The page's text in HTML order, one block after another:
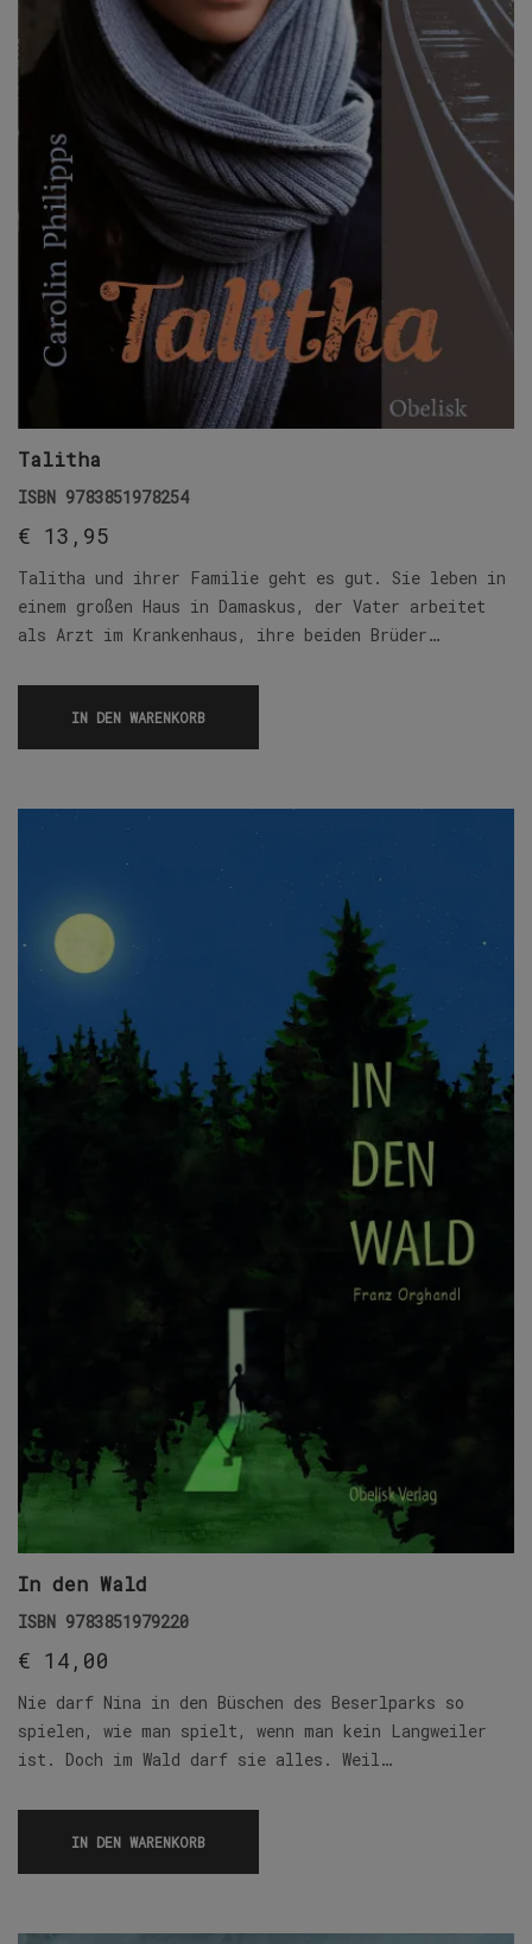
Talitha
ISBN 9783851978254
€ 13,95
Talitha und ihrer Familie geht es gut. Sie leben in
einem großen Haus in Damaskus, der Vater arbeitet
als Arzt im Krankenhaus, ihre beiden Brüder…
IN DEN WARENKORB
In den Wald
ISBN 9783851979220
€ 14,00
Nie darf Nina in den Büschen des Beserlparks so
spielen, wie man spielt, wenn man kein Langweiler
ist. Doch im Wald darf sie alles. Weil…
IN DEN WARENKORB